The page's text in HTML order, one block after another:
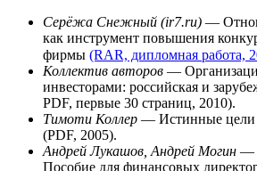
Серёжа Снежный (ir7.ru) —
как инструмент повышения
фирмы (RAR, дипломная работа,
Коллектив авторов —
инвесторами: российская и
PDF, первые 30 страниц, 2010).
Тимоти Коллер — Истинные цели
(PDF, 2005).
Андрей Лукашов, Андрей Могин —
Пособие для финансовых